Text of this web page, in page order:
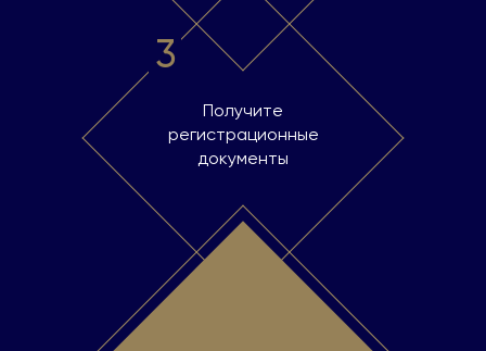
Получите
регистрационные
документы
3